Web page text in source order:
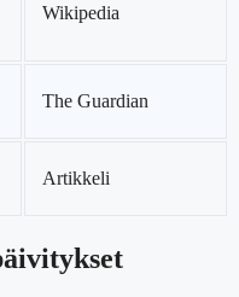
Wikipedia
The Guardian
Artikkeli